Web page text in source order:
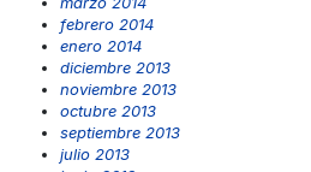
febrero 2014
enero 2014
diciembre 2013
noviembre 2013
octubre 2013
septiembre 2013
julio 2013